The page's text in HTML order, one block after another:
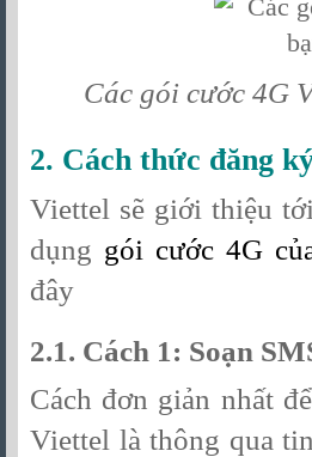
Các gói cước 4G
2. Cách thức đăng
Viettel sẽ giới thiệu
dụng gói cước 4G
đây
2.1. Cách 1: Soạn
Cách đơn giản nhất
Viettel là thông qua